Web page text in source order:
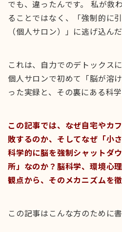
でも、違ったんです。 私が救
ることではなく、「強制的に
（個人サロン）」に逃げ込ん
これは、自力でのデトックス
個人サロンで初めて「脳が溶
った実録と、その裏にある科
この記事では、なぜ自宅やカ
敗するのか、そしてなぜ「小
科学的に脳を強制シャットダ
所」なのか？脳科学、環境心
観点から、そのメカニズムを徹
この記事はこんな方のために